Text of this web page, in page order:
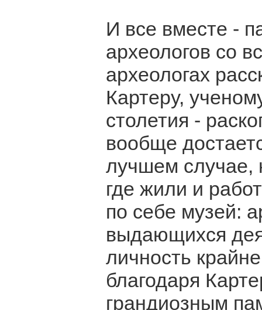
И все вместе -
археологов со
археологах
Картеру,
столетия -
вообще
лучшем случае,
где жили и
по себе музей:
выдающихся
личность
благодаря
грандиозным